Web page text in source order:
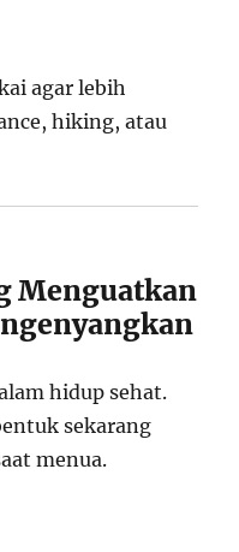
agar lebih
hiking, atau
Menguatkan
hidup sehat.
sekarang
menua.